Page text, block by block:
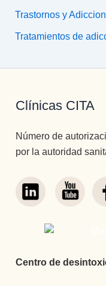
Trastornos y
Tratamientos de
Clínicas CITA
Número de
por la autoridad
Centro de